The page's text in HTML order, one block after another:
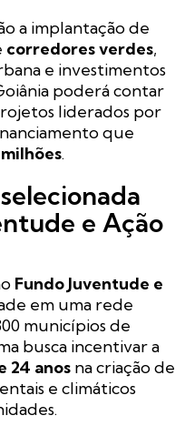
a implantação de
corredores verdes,
e investimentos
poderá contar
liderados por
que
.
e Ação
Fundo Juventude e
em uma rede
municípios de
busca incentivar a
24 anos na criação de
e climáticos